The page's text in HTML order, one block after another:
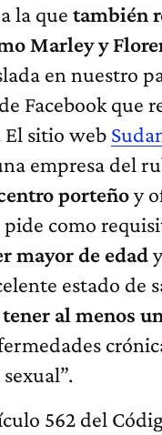
la que también
Marley y
en nuestro
Facebook que
El sitio web
empresa del
porteñoy
pide como
mayor de edad
estado de
tener al menos
562 del